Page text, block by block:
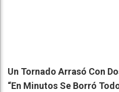
Un Tornado Arrasó Con
“En Minutos Se Borró